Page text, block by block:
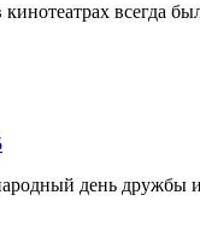
всегда
день дружбы